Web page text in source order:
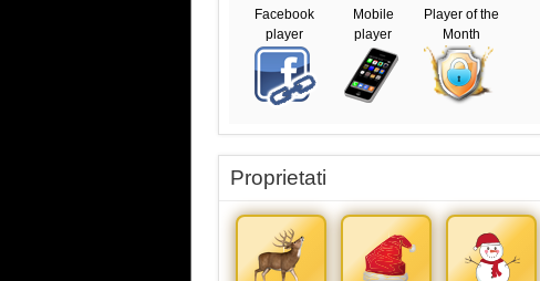
Facebook
player
Mobile
player
Player of the
Month
Proprietati